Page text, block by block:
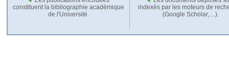
constituent la bibliographie académique
de l'Université.
indexés par les moteurs de
(Google Scholar,…).